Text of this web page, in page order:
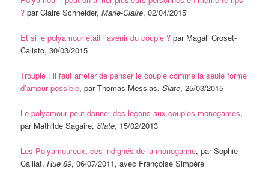
? par Claire Schneider,Marie-Claire, 02/04/2015
Et si le polyamour était l’avenir du couple ? par Magali Croset-
Calisto, 30/03/2015
Trouple : il faut arrêter de penser le couple comme la seule forme
d’amour possible, par Thomas Messias,Slate, 25/03/2015
Le polyamour peut donner des leçons aux couples monogames,
par Mathilde Sagaire,Slate, 15/02/2013
Les Polyamoureux, ces indignés de la monogamie, par Sophie
Caillat,Rue 89, 06/07/2011, avec Françoise Simpère